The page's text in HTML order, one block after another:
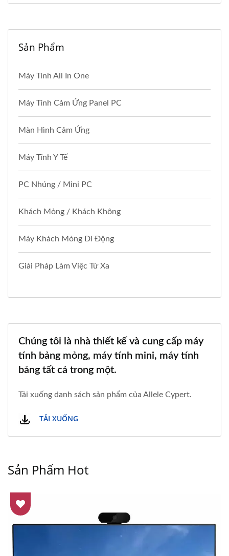
Sản Phẩm
Máy Tính All In One
Máy Tính Cảm Ứng Panel PC
Màn Hình Cảm Ứng
Máy Tính Y Tế
PC Nhúng / Mini PC
Khách Mỏng / Khách Không
Máy Khách Mỏng Di Động
Giải Pháp Làm Việc Từ Xa
Chúng tôi là nhà thiết kế và cung cấp máy
tính bảng mỏng, máy tính mini, máy tính
bảng tất cả trong một.
Tải xuống danh sách sản phẩm của Allele Cypert.
TẢI XUỐNG
Sản Phẩm Hot